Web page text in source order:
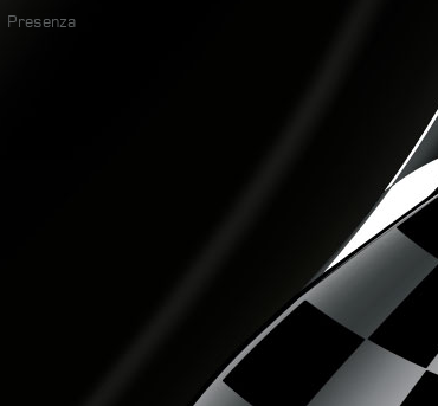
Presenza